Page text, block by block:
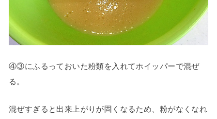
④③にふるっておいた粉類を入れてホイッパーで混ぜ
る。
混ぜすぎると出来上がりが固くなるため、粉がなくなれ